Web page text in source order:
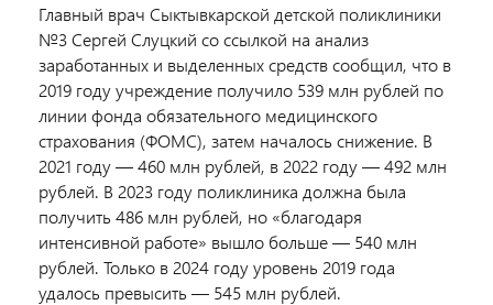
Главный врач Сыктывкарской детской поликлиники
№3 Сергей Слуцкий со ссылкой на анализ
заработанных и выделенных средств сообщил, что в
2019 году учреждение получило 539 млн рублей по
линии фонда обязательного медицинского
страхования (ФОМС), затем началось снижение. В
2021 году — 460 млн рублей, в 2022 году — 492 млн
рублей. В 2023 году поликлиника должна была
получить 486 млн рублей, но «благодаря
интенсивной работе» вышло больше — 540 млн
рублей. Только в 2024 году уровень 2019 года
удалось превысить — 545 млн рублей.